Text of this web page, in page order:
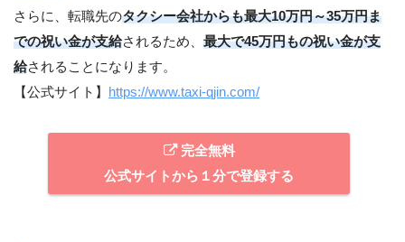
さらに、転職先のタクシー会社からも最大10万円～35万円ま
での祝い金が支給されるため、 最大で45万円もの祝い金が支
給されることになります。
【公式サイト】 https://www.taxi-qjin.com/
完全無料
公式サイトから１分で登録する